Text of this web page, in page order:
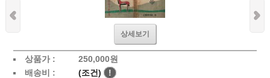
상세보기
상품가 : 250,000원
배송비 :
(조건)
!